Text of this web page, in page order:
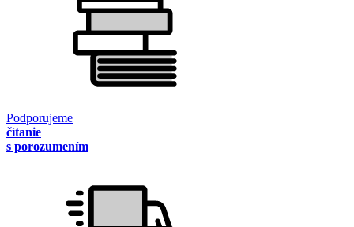
Podporujeme
čítanie
s porozumením